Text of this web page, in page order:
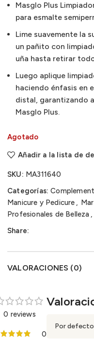
Masglo Plus
para esmalte
Lime suavemente la
un pañito con
uña hasta retirar
Luego aplique
haciendo énfasis en
distal, garantizando
Masglo Plus.
Agotado
Añadir a la lista de
SKU: MA311640
Categorías:
Manicure y Pedicure ,
Profesionales de Belleza ,
Share:
VALORACIONES (0)
0 reviews
0